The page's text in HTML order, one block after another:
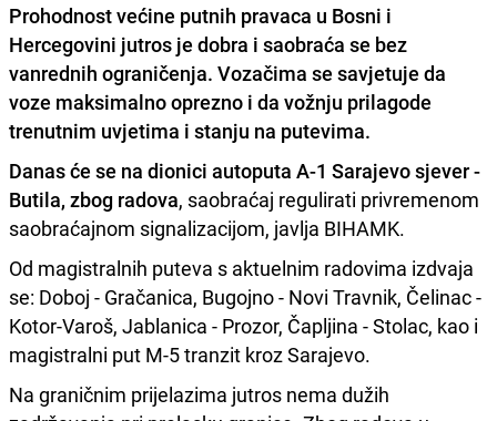
Prohodnost većine putnih pravaca u Bosni i
Hercegovini jutros je dobra i saobraća se bez
vanrednih ograničenja. Vozačima se savjetuje da
voze maksimalno oprezno i da vožnju prilagode
trenutnim uvjetima i stanju na putevima.
Danas će se na dionici autoputa A-1 Sarajevo sjever -
Butila, zbog radova, saobraćaj regulirati privremenom
saobraćajnom signalizacijom, javlja BIHAMK.
Od magistralnih puteva s aktuelnim radovima izdvaja
se: Doboj - Gračanica, Bugojno - Novi Travnik, Čelinac -
Kotor-Varoš, Jablanica - Prozor, Čapljina - Stolac, kao i
magistralni put M-5 tranzit kroz Sarajevo.
Na graničnim prijelazima jutros nema dužih